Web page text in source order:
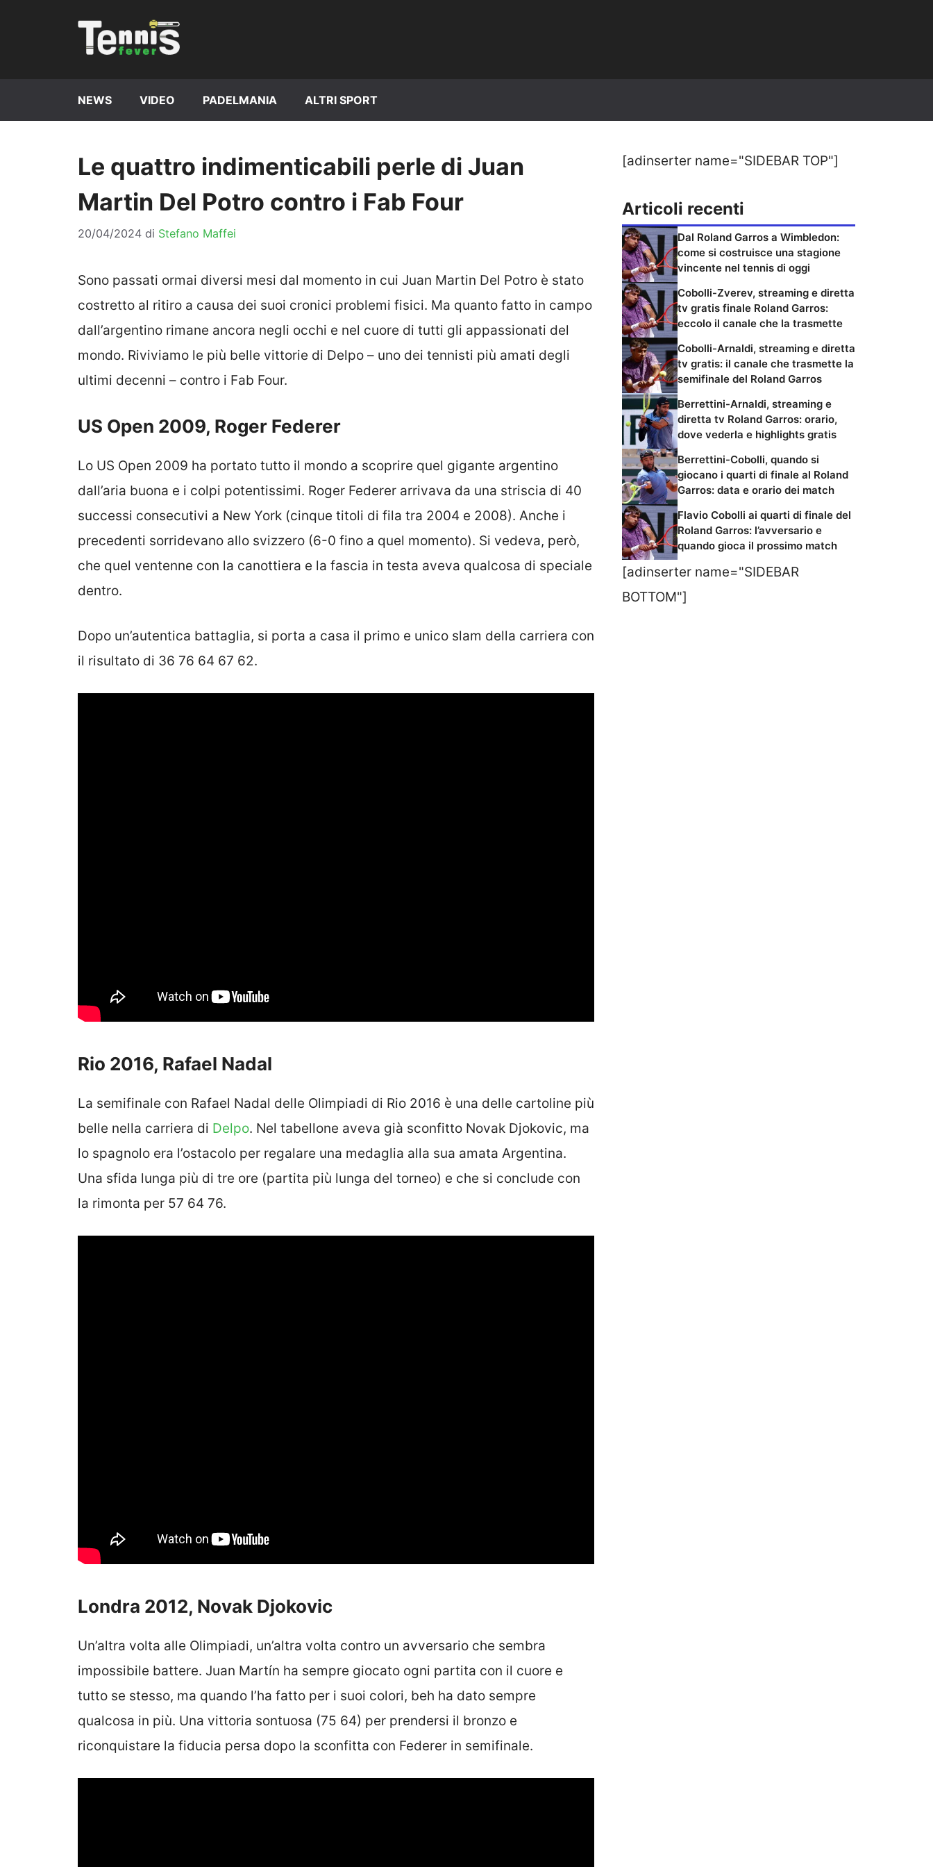
NEWS VIDEO PADELMANIA ALTRI SPORT
Le quattro indimenticabili perle di Juan
Martin Del Potro contro i Fab Four
20/04/2024 di Stefano Maffei
Sono passati ormai diversi mesi dal momento in cui Juan Martin Del Potro è stato
costretto al ritiro a causa dei suoi cronici problemi fisici. Ma quanto fatto in campo
dall’argentino rimane ancora negli occhi e nel cuore di tutti gli appassionati del
mondo. Riviviamo le più belle vittorie di Delpo – uno dei tennisti più amati degli
ultimi decenni – contro i Fab Four.
US Open 2009, Roger Federer
Lo US Open 2009 ha portato tutto il mondo a scoprire quel gigante argentino
dall’aria buona e i colpi potentissimi. Roger Federer arrivava da una striscia di 40
successi consecutivi a New York (cinque titoli di fila tra 2004 e 2008). Anche i
precedenti sorridevano allo svizzero (6-0 fino a quel momento). Si vedeva, però,
che quel ventenne con la canottiera e la fascia in testa aveva qualcosa di speciale
dentro.
Dopo un’autentica battaglia, si porta a casa il primo e unico slam della carriera con
il risultato di 36 76 64 67 62.
Rio 2016, Rafael Nadal
La semifinale con Rafael Nadal delle Olimpiadi di Rio 2016 è una delle cartoline più
belle nella carriera di Delpo. Nel tabellone aveva già sconfitto Novak Djokovic, ma
lo spagnolo era l’ostacolo per regalare una medaglia alla sua amata Argentina.
Una sfida lunga più di tre ore (partita più lunga del torneo) e che si conclude con
la rimonta per 57 64 76.
Londra 2012, Novak Djokovic
Un’altra volta alle Olimpiadi, un’altra volta contro un avversario che sembra
impossibile battere. Juan Martín ha sempre giocato ogni partita con il cuore e
tutto se stesso, ma quando l’ha fatto per i suoi colori, beh ha dato sempre
qualcosa in più. Una vittoria sontuosa (75 64) per prendersi il bronzo e
riconquistare la fiducia persa dopo la sconfitta con Federer in semifinale.
[adinserter name="SIDEBAR TOP"]
Articoli recenti
Dal Roland Garros a Wimbledon:
come si costruisce una stagione
vincente nel tennis di oggi
Cobolli-Zverev, streaming e diretta
tv gratis finale Roland Garros:
eccolo il canale che la trasmette
Cobolli-Arnaldi, streaming e diretta
tv gratis: il canale che trasmette la
semifinale del Roland Garros
Berrettini-Arnaldi, streaming e
diretta tv Roland Garros: orario,
dove vederla e highlights gratis
Berrettini-Cobolli, quando si
giocano i quarti di finale al Roland
Garros: data e orario dei match
Flavio Cobolli ai quarti di finale del
Roland Garros: l’avversario e
quando gioca il prossimo match
[adinserter name="SIDEBAR
BOTTOM"]